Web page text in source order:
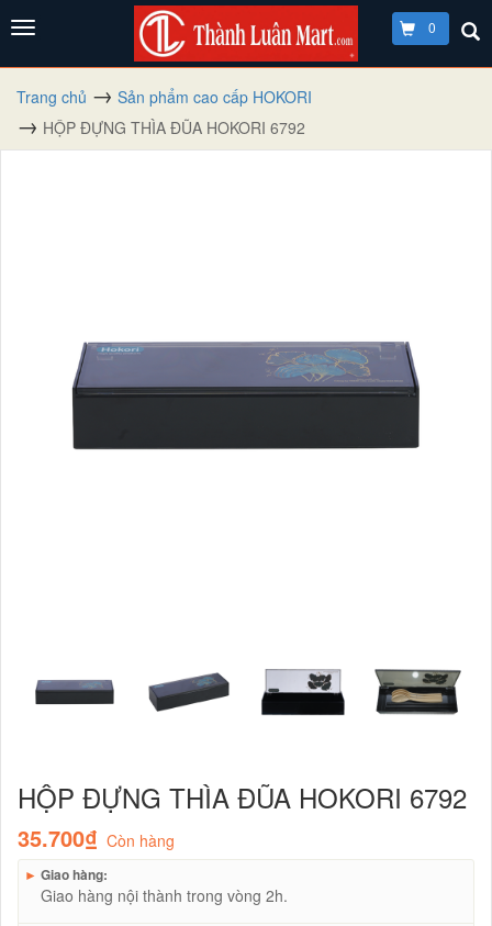
0
Trang chủ
Sản phẩm cao cấp HOKORI
HỘP ĐỰNG THÌA ĐŨA HOKORI 6792
HỘP ĐỰNG THÌA ĐŨA HOKORI 6792
35.700₫ Còn hàng
► Giao hàng:
Giao hàng nội thành trong vòng 2h.